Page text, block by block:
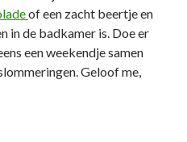
of een zacht beertje en
in de badkamer is. Doe er
een weekendje samen
Geloof me,